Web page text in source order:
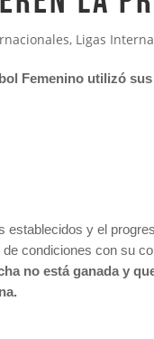
, Ligas
Femenino utilizó
y el
condiciones con su
no está ganada y